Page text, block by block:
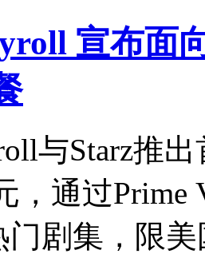
宣布面
与Starz推
，通过
门剧集，限